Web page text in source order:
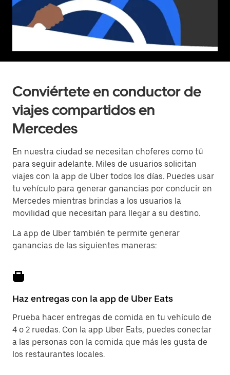
Conviértete en conductor de
viajes compartidos en
Mercedes
En nuestra ciudad se necesitan choferes como tú
para seguir adelante. Miles de usuarios solicitan
viajes con la app de Uber todos los días. Puedes usar
tu vehículo para generar ganancias por conducir en
Mercedes mientras brindas a los usuarios la
movilidad que necesitan para llegar a su destino.
La app de Uber también te permite generar
ganancias de las siguientes maneras:
Haz entregas con la app de Uber Eats
Prueba hacer entregas de comida en tu vehículo de
4 o 2 ruedas. Con la app Uber Eats, puedes conectar
a las personas con la comida que más les gusta de
los restaurantes locales.